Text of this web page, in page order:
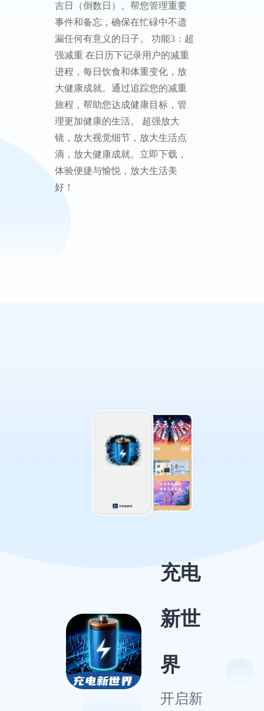
吉日（倒数日）。帮您管理重要
事件和备忘，确保在忙碌中不遗
漏任何有意义的日子。 功能3：超
强减重 在日历下记录用户的减重
进程，每日饮食和体重变化，放
大健康成就。通过追踪您的减重
旅程，帮助您达成健康目标，管
理更加健康的生活。 超强放大
镜，放大视觉细节，放大生活点
滴，放大健康成就。立即下载，
体验便捷与愉悦，放大生活美
好！
充电
新世
界
开启新